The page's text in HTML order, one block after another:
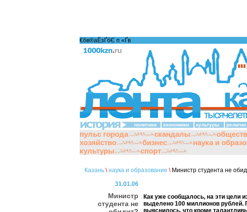
€бв®аЁзҐбЄ п «Ґ­в
политики экономики культуры религии
пульс города скандалы
хозяйство
бизнес наука и
культуры
спорт
Казань \ наука и образование \Министр студента не
31.01.06
Министр
студента не
Как уже сообщалось, на эти цели
выделено 100 миллионов рублей.
выяснилось, что кроме